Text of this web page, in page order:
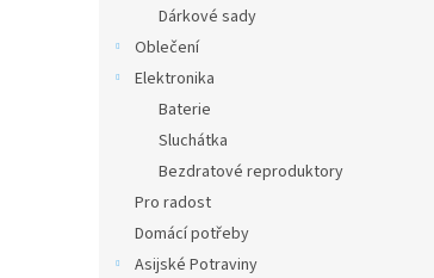
Dárkové sady
Oblečení
Elektronika
Baterie
Sluchátka
Bezdratové reproduktory
Pro radost
Domácí potřeby
Asijské Potraviny